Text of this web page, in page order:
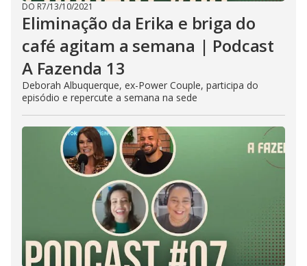
DO R7/13/10/2021
Eliminação da Erika e briga do
café agitam a semana | Podcast
A Fazenda 13
Deborah Albuquerque, ex-Power Couple, participa do
episódio e repercute a semana na sede